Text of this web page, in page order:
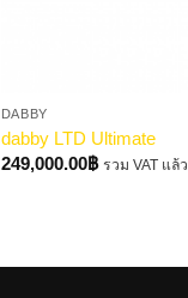
DABBY
dabby LTD Ultimate
249,000.00฿ รวม VAT แล้ว